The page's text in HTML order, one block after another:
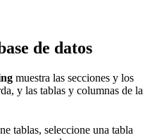
de datos
muestra las secciones y los
y las tablas y columnas de la
tablas, seleccione una tabla